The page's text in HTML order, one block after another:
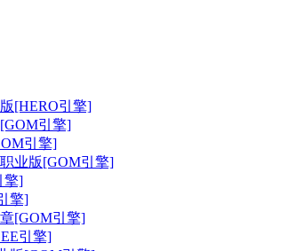
[HERO引擎]
引擎]
引擎]
业版[GOM引擎]
擎]
擎]
[GOM引擎]
引擎]